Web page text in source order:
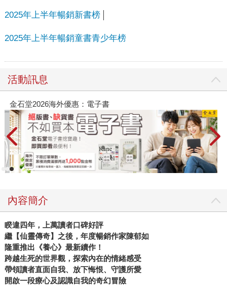
2025年上半年暢銷新書榜
2025年上半年暢銷童書青少年榜
活動訊息
金石堂2026海外優惠：電子書
內容簡介
睽違四年，上萬讀者口碑好評
繼【仙靈傳奇】之後，年度暢銷作家陳郁如
隆重推出《養心》最新續作！
跨越生死的世界觀，探索內在的情緒感受
帶領讀者直面自我、放下悔恨、守護所愛
開啟一段療心及認識自我的奇幻冒險